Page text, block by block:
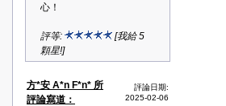
心！
評等:
[我給 5
顆星!]
方*安 A*n F*n* 所
評論寫道：
評論日期:
2025-02-06